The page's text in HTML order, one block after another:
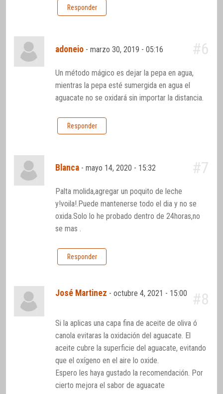
Responder
adoneio -marzo 30, 2019 - 05:16 #6
Un método mágico es dejar la pepa en agua,
mientras la pepa esté sumergida en agua el
aguacate no se oxidará sin importar la distancia.
Responder
Blanca -mayo 14, 2020 - 15:32 #7
Palta molida,agregar un poquito de leche
y!voila!.Puede mantenerse todo el dia y no se
oxida.Solo lo he probado dentro de 24horas,no
se mas .
Responder
José Martinez -octubre 4, 2021 - 15:00 #8
Si la aplicas una capa fina de aceite de oliva ó
canola evitaras la oxidación del aguacate. El
aceite cubre la superficie del aguacate, evitando
que el oxígeno en el aire lo oxide.
Espero les haya gustado la recomendación. Por
cierto mejora el sabor de aguacate